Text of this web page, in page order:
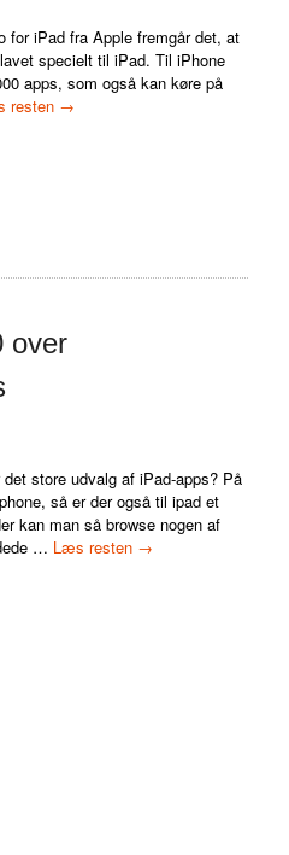
for iPad fra Apple fremgår det, at
specielt til iPad. Til iPhone
apps, som også kan køre på
resten →
over
store udvalg af iPad-apps? På
så er der også til ipad et
kan man så browse nogen af
… Læs resten →